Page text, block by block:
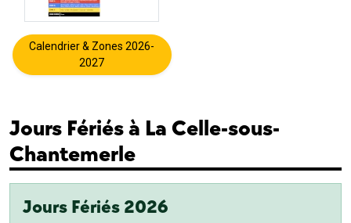
Calendrier & Zones 2026-
2027
Jours Fériés à La Celle-sous-
Chantemerle
Jours Fériés 2026